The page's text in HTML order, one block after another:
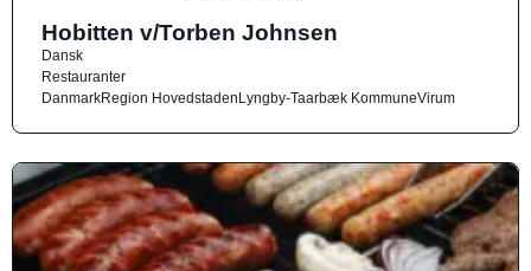
Hobitten v/Torben Johnsen
Dansk
Restauranter
DanmarkRegion HovedstadenLyngby-Taarbæk KommuneVirum